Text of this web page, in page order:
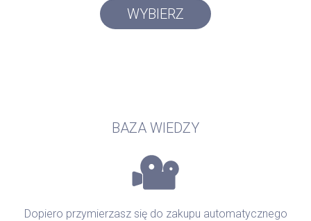
WYBIERZ
BAZA WIEDZY
Dopiero przymierzasz się do zakupu automatycznego